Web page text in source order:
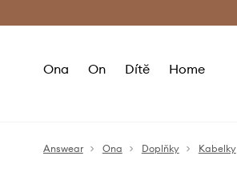
Ona On Dítě Home
Answear Ona Doplňky Kabelky